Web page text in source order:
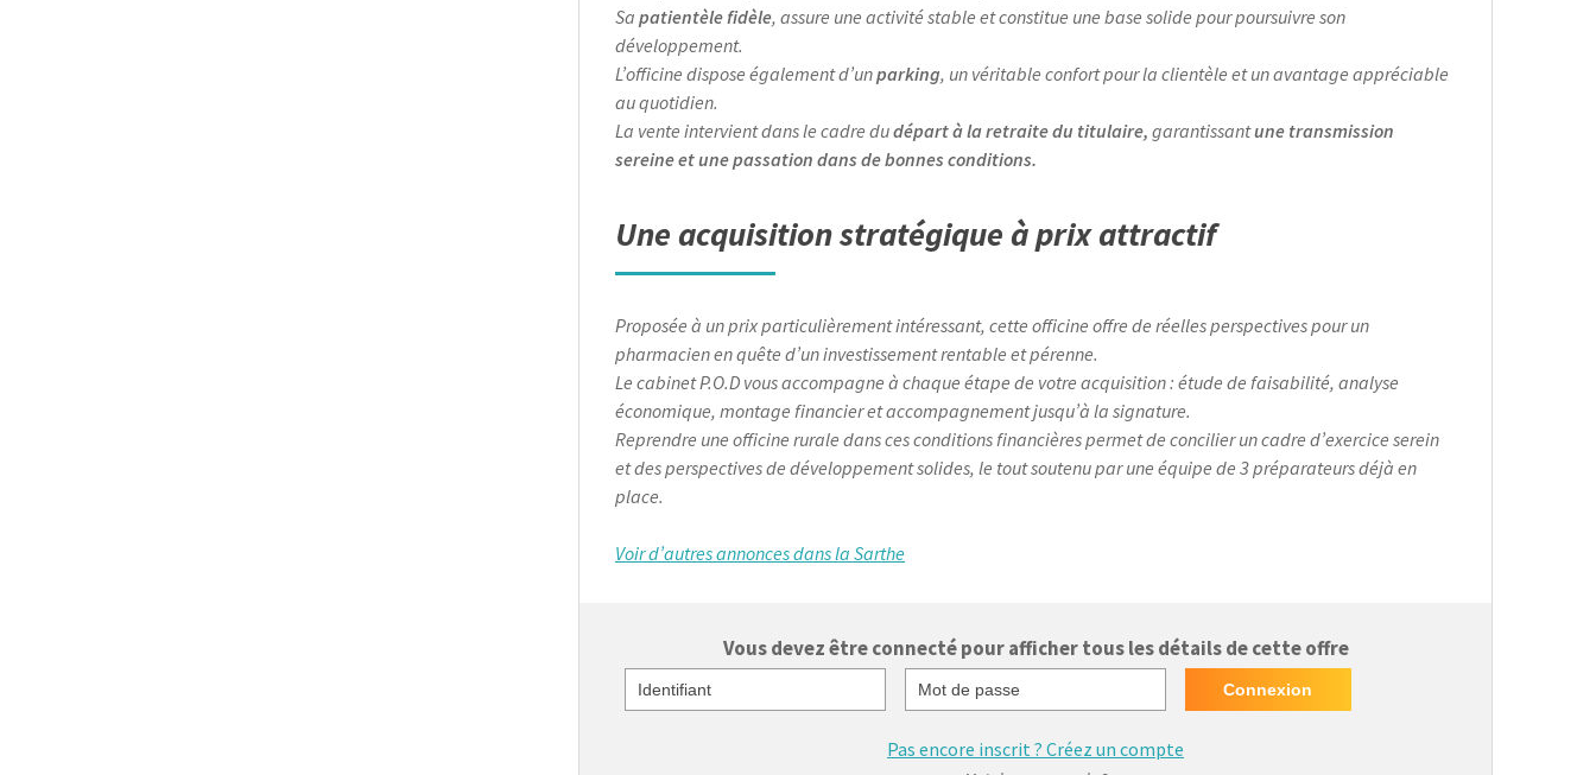
Sa patientèle fidèle, assure une activité stable et constitue une base solide pour poursuivre son
développement.
L’officine dispose également d’unparking, un véritable confort pour la clientèle et un avantage appréciable
au quotidien.
La vente intervient dans le cadre dudépart à la retraite du titulaire, garantissantune transmission
sereine et une passation dans de bonnes conditions.
Une acquisition stratégique à prix attractif
Proposée à un prix particulièrement intéressant, cette officine offre de réelles perspectives pour un
pharmacien en quête d’un investissement rentable et pérenne.
Le cabinet P.O.D vous accompagne à chaque étape de votre acquisition : étude de faisabilité, analyse
économique, montage financier et accompagnement jusqu’à la signature.
Reprendre une officine rurale dans ces conditions financières permet de concilier un cadre d’exercice serein
et des perspectives de développement solides, le tout soutenu par une équipe de 3 préparateurs déjà en
place.
Voir d’autres annonces dans la Sarthe
Vous devez être connecté pour afficher tous les détails de cette offre
Identifiant
Mot de passe
Pas encore inscrit ? Créez un compte